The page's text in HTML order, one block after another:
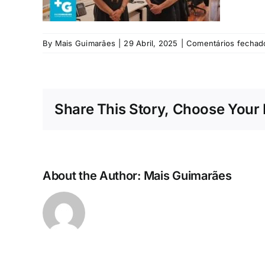
By Mais Guimarães 29 Abril, 2025 Comentários
Share This Story, Choose Your
About the Author: Mais Guimarães